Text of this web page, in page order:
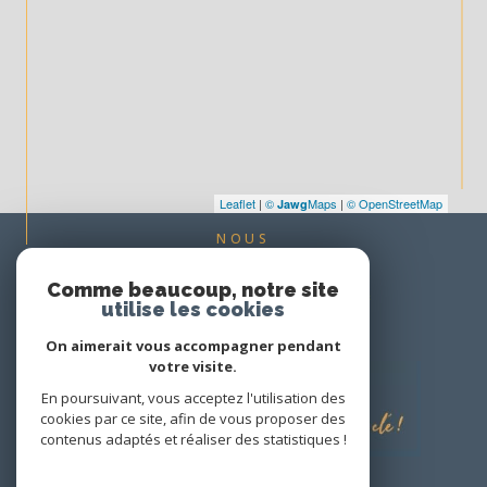
Leaflet | © JawgMaps | © OpenStreetMap
NOUS
Comme beaucoup, notre site
utilise les cookies
On aimerait vous accompagner pendant
votre visite.
En poursuivant, vous acceptez l'utilisation des
cookies par ce site, afin de vous proposer des
contenus adaptés et réaliser des statistiques !